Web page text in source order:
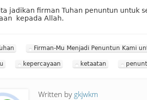
jadikan firman Tuhan penuntun untuk
kepada Allah.
Firman-Mu Menjadi Penuntun Kami
kepercayaan ketaatan
Written by gkjwkm